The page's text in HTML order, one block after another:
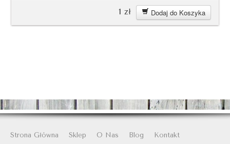
Dodaj do Koszyka
1 zł
Strona Główna Sklep O Nas Blog
Kontakt